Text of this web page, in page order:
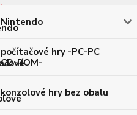
Nintendo
počítačové hry -PC-PC
CD-ROM-
konzolové hry bez obalu